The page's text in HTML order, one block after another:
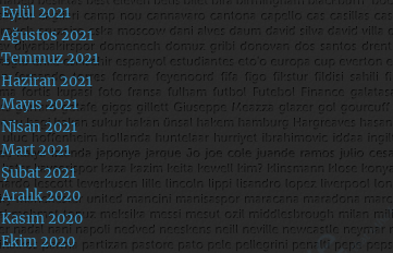
Eylül 2021
Ağustos 2021
Temmuz 2021
Haziran 2021
Mayıs 2021
Nisan 2021
Mart 2021
Şubat 2021
Aralık 2020
Kasım 2020
Ekim 2020